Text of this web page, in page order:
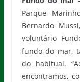
Parque
Bernardo
voluntário
fundo do mar,
do habitual.
encontramos,